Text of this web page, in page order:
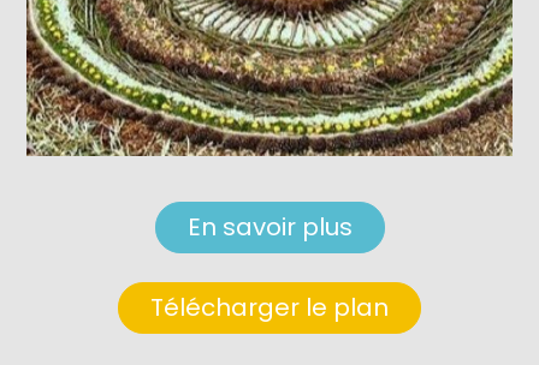
Télécharger le plan
En savoir plus